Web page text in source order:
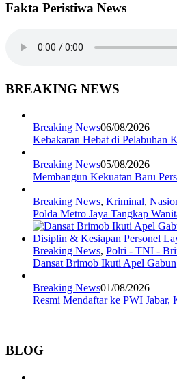
Fakta Peristiwa News
BREAKING NEWS
Breaking News06/08/2026
Kebakaran Hebat di Pelabuhan
Breaking News05/08/2026
Membangun Kekuatan Baru
Breaking News, Kriminal,
Polda Metro Jaya Tangkap
Breaking News, Polri - TNI -
Dansat Brimob Ikuti Apel
Breaking News01/08/2026
Resmi Mendaftar ke PWI
BLOG